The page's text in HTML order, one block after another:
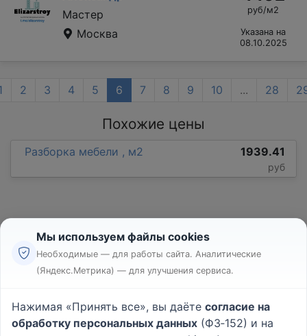
Мастер
Москва
руб/м2
Указана на
08.10.2025
2 3 4 5 6 7 8 9 10 ... 28
Похожие цены
Разборка мебели , м2 1939.41
руб
Реклама
Пользовательское соглашение
Политика конфиденциальности
Мы используем файлы cookies
Необходимые — для работы сайта. Аналитические
(Яндекс.Метрика) — для улучшения сервиса.
Нажимая «Принять все», вы даёте согласие на
обработку персональных данных (ФЗ‑152) и на